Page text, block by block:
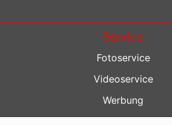
Service
Fotoservice
Videoservice
Werbung